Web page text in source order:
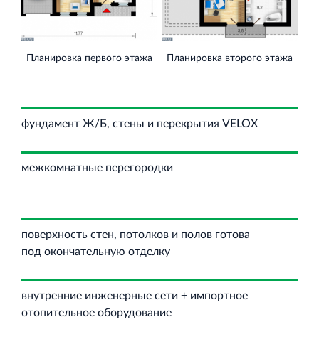
Планировка первого этажа Планировка второго этажа
фундамент Ж/Б, стены и перекрытия VELOX
межкомнатные перегородки
поверхность стен, потолков и полов готова
под окончательную отделку
внутренние инженерные сети + импортное
отопительное оборудование